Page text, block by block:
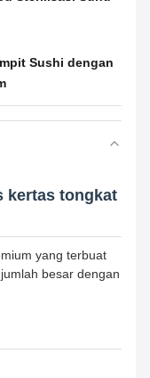
Sushi dengan
kertas tongkat
yang terbuat
besar dengan